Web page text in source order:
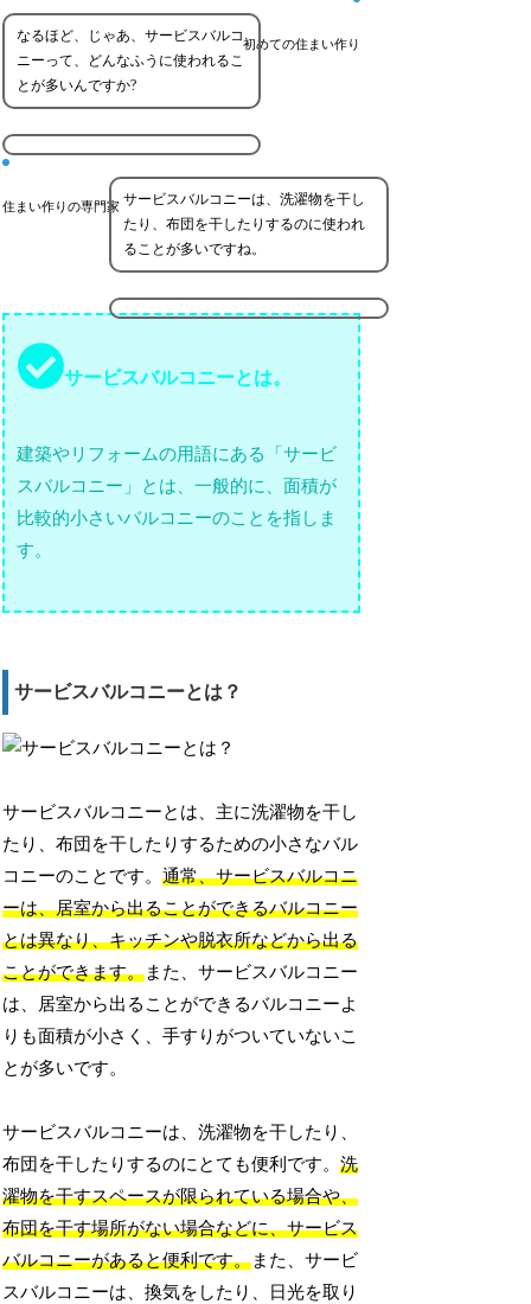
初めての住まい作り
なるほど、じゃあ、サービスバルコ
ニーって、どんなふうに使われるこ
とが多いんですか?
住まい作りの専門家 サービスバルコニーは、洗濯物を干し
たり、布団を干したりするのに使われ
ることが多いですね。
サービスバルコニーとは。
建築やリフォームの用語にある「サービ
スバルコニー」とは、一般的に、面積が
比較的小さいバルコニーのことを指しま
す。
サービスバルコニーとは？
サービスバルコニーとは、主に洗濯物を干し
たり、布団を干したりするための小さなバル
コニーのことです。通常、サービスバルコニ
ーは、居室から出ることができるバルコニー
とは異なり、キッチンや脱衣所などから出る
ことができます。また、サービスバルコニー
は、居室から出ることができるバルコニーよ
りも面積が小さく、手すりがついていないこ
とが多いです。
サービスバルコニーは、洗濯物を干したり、
布団を干したりするのにとても便利です。洗
濯物を干すスペースが限られている場合や、
布団を干す場所がない場合などに、サービス
バルコニーがあると便利です。また、サービ
スバルコニーは、換気をしたり、日光を取り